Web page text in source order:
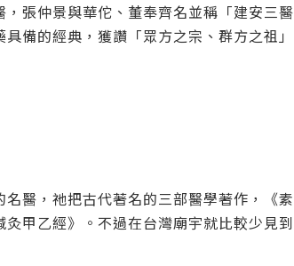
，張仲景與華佗、董奉齊名並稱「建安三
備的經典，獲讚「眾方之宗、群方之祖
名醫，祂把古代著名的三部醫學著作，《
甲乙經》。不過在台灣廟宇就比較少見到